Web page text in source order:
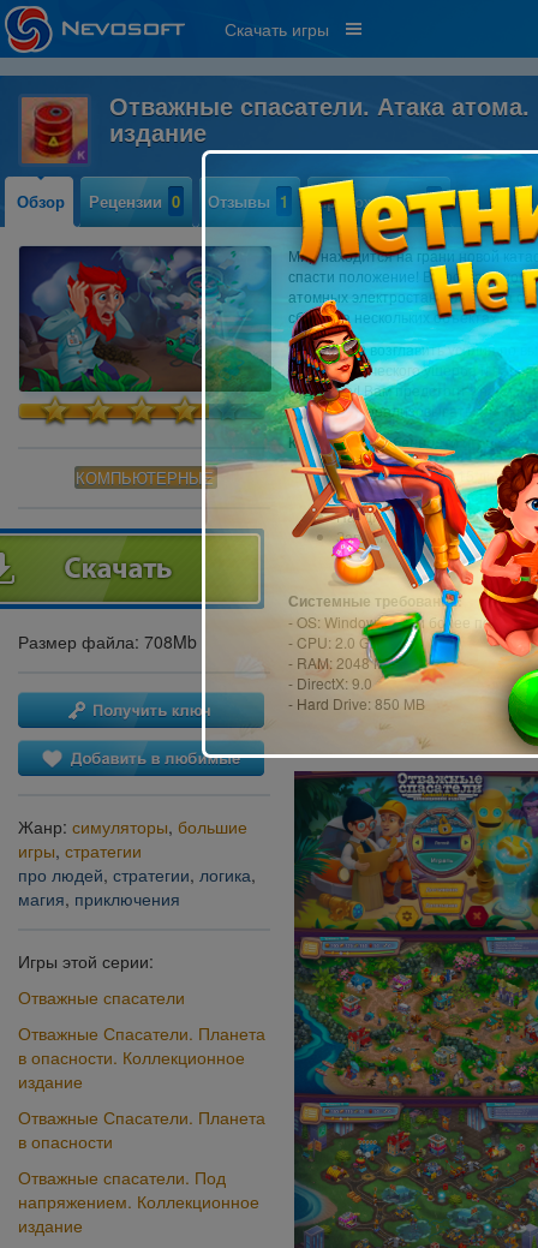
Скачать игры
Отважные спасатели. Атака
издание
Обзор Рецензии 0 Отзывы 1 Прохождение 0
КОМПЬЮТЕРНЫЕ
Размер файла: 708Mb
Жанр: симуляторы, большие
игры, стратегии
про людей, стратегии, логика,
магия, приключения
Игры этой серии:
Отважные спасатели
Отважные Спасатели. Планета
в опасности. Коллекционное
издание
Отважные Спасатели. Планета
в опасности
Отважные спасатели. Под
напряжением. Коллекционное
издание
Мир находится на грани новой
спасти положение! В программном
атомных электростанциях, была
сбоям на нескольких объектах.
Вы должны возглавить усилия по
катастрофического ущерба и
будущему! Вам предстоит
решения и реализовывать планы
Ключевые особенности игры:
Бонусная глава с 15
Пошаговое руководство по
Найдите все чертежи для
Запоминающийся
Системные требования:
- OS: Windows 7 или более поздняя
- CPU: 2.0 GHz
- RAM: 2048 MB
- DirectX: 9.0
- Hard Drive: 850 MB